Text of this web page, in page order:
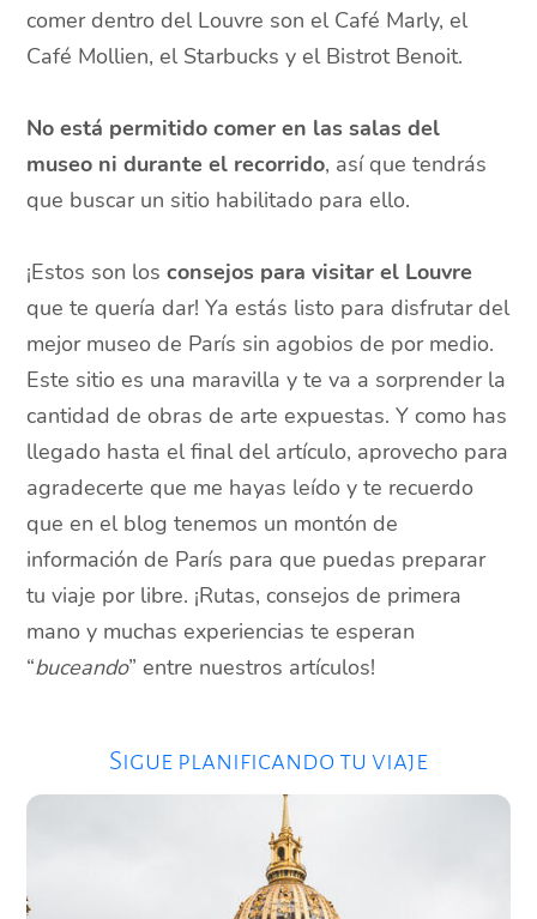
comer dentro del Louvre son el Café Marly, el
Café Mollien, el Starbucks y el Bistrot Benoit.
No está permitido comer en las salas del
museo ni durante el recorrido, así que tendrás
que buscar un sitio habilitado para ello.
¡Estos son losconsejos para visitar el Louvre
que te quería dar! Ya estás listo para disfrutar del
mejor museo de París sin agobios de por medio.
Este sitio es una maravilla y te va a sorprender la
cantidad de obras de arte expuestas. Y como has
llegado hasta el final del artículo, aprovecho para
agradecerte que me hayas leído y te recuerdo
que en el blog tenemos un montón de
información de París para que puedas preparar
tu viaje por libre. ¡Rutas, consejos de primera
mano y muchas experiencias te esperan
“buceando” entre nuestros artículos!
Sigue planificando tu viaje